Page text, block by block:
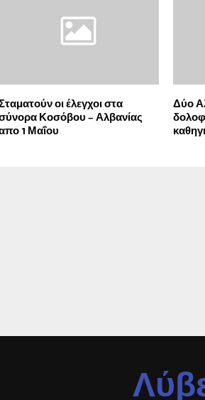
οι έλεγχοι στα
Κοσόβου – Αλβανίας
1 Μαΐου
Δύο